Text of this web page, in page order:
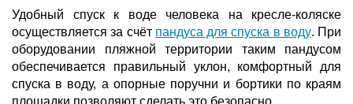
Удобный спуск к воде человека на кресле-коляске
осуществляется за счёт пандуса для спуска в воду. При
оборудовании пляжной территории таким пандусом
обеспечивается правильный уклон, комфортный для
спуска в воду, а опорные поручни и бортики по краям